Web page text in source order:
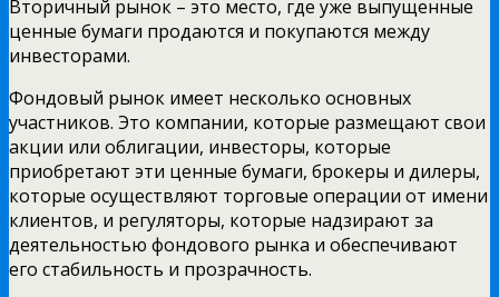
Вторичный рынок – это место, где уже выпущенные
ценные бумаги продаются и покупаются между
инвесторами.
Фондовый рынок имеет несколько основных
участников. Это компании, которые размещают свои
акции или облигации, инвесторы, которые
приобретают эти ценные бумаги, брокеры и дилеры,
которые осуществляют торговые операции от имени
клиентов, и регуляторы, которые надзирают за
деятельностью фондового рынка и обеспечивают
его стабильность и прозрачность.